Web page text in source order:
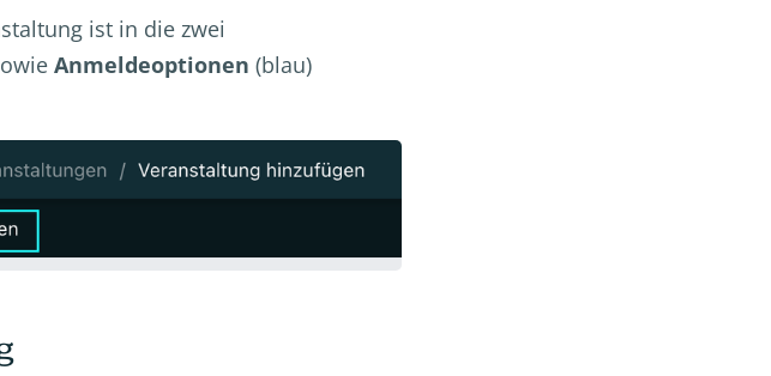
ist in die zwei
Anmeldeoptionen (blau)